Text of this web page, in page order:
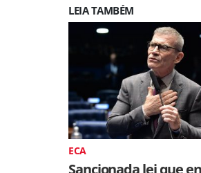
LEIA TAMBÉM
ECA
Sancionada lei que